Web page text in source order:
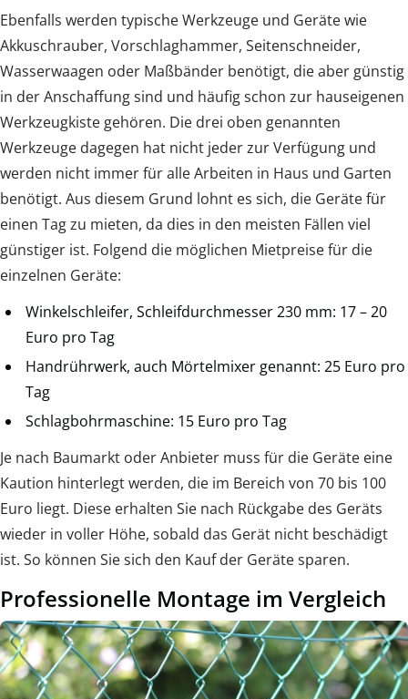
Ebenfalls werden typische Werkzeuge und Geräte wie
Akkuschrauber, Vorschlaghammer, Seitenschneider,
Wasserwaagen oder Maßbänder benötigt, die aber günstig
in der Anschaffung sind und häufig schon zur hauseigenen
Werkzeugkiste gehören. Die drei oben genannten
Werkzeuge dagegen hat nicht jeder zur Verfügung und
werden nicht immer für alle Arbeiten in Haus und Garten
benötigt. Aus diesem Grund lohnt es sich, die Geräte für
einen Tag zu mieten, da dies in den meisten Fällen viel
günstiger ist. Folgend die möglichen Mietpreise für die
einzelnen Geräte:
Winkelschleifer, Schleifdurchmesser 230 mm: 17 – 20
Euro pro Tag
Handrührwerk, auch Mörtelmixer genannt: 25 Euro pro
Tag
Schlagbohrmaschine: 15 Euro pro Tag
Je nach Baumarkt oder Anbieter muss für die Geräte eine
Kaution hinterlegt werden, die im Bereich von 70 bis 100
Euro liegt. Diese erhalten Sie nach Rückgabe des Geräts
wieder in voller Höhe, sobald das Gerät nicht beschädigt
ist. So können Sie sich den Kauf der Geräte sparen.
Professionelle Montage im Vergleich